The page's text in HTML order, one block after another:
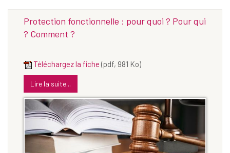
Protection fonctionnelle : pour quoi ? Pour qui
? Comment ?
Téléchargez la fiche (pdf, 981 Ko)
Lire la suite...